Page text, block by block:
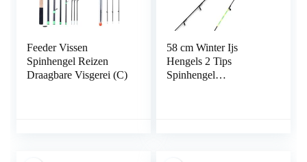
Feeder Vissen
Spinhengel Reizen
Draagbare Visgerei (C)
58 cm Winter Ijs
Hengels 2 Tips
Spinhengel